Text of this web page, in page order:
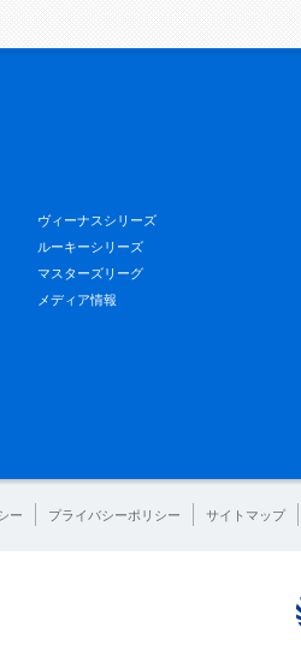
ヴィーナスシリーズ
ルーキーシリーズ
マスターズリーグ
メディア情報
ー プライバシーポリシー サイトマップ